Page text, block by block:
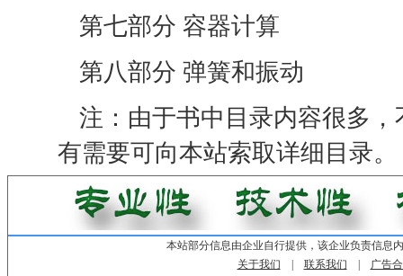
第七部分 容器计算
第八部分 弹簧和振动
注：由于书中目录内容很多
有需要可向本站索取详细目录。
本站部分信息由企业自行提供，该企业负责信息
关于我们
联系我们 广告